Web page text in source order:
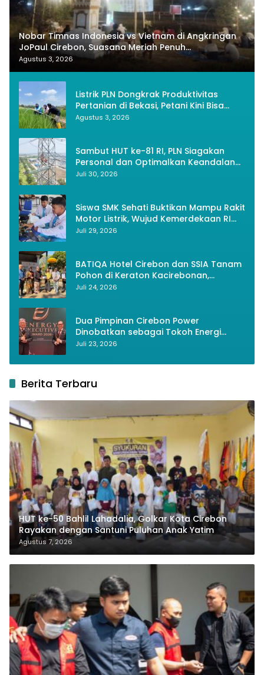
Nobar Timnas Indonesia vs Vietnam di Angkringan
JoPaul Cirebon, Suasana Meriah Penuh
Nasionalisme
Agustus 3, 2026
Listrik PLN Dongkrak Produktivitas
Pertanian di Bekasi, Petani Kini Bisa
Panen Tiga Kali Setahun
Agustus 3, 2026
Sambut HUT ke-81 RI, PLN Siagakan
Personal dan Optimalkan Keandalan
Instalasi Transmisi
Juli 30, 2026
Siswa SMK Sehati Buktikan Mampu Rakit
Motor Listrik, Wujud Kemerdekaan RI
Melalui Inovasi dan Kemandirian
Juli 29, 2026
BATIQA Hotel Cirebon dan SSIA Tanam
Pohon di Keraton Kacirebonan,
Lestarikan Budaya dan Lingkungan
Juli 24, 2026
Dua Pimpinan Cirebon Power
Dinobatkan sebagai Tokoh Energi
Berkelanjutan 2026
Juli 23, 2026
Berita Terbaru
HUT ke-50 Bahlil Lahadalia, Golkar Kota Cirebon
Rayakan dengan Santuni Puluhan Anak Yatim
Agustus 7, 2026